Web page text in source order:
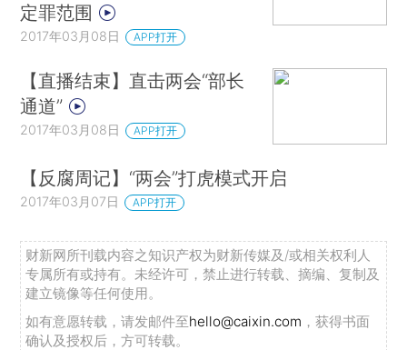
定罪范围
2017年03月08日 APP打开
【直播结束】直击两会“部长
通道”
2017年03月08日 APP打开
【反腐周记】“两会”打虎模式开启
2017年03月07日 APP打开
财新网所刊载内容之知识产权为财新传媒及/或相关权利人
专属所有或持有。未经许可，禁止进行转载、摘编、复制及
建立镜像等任何使用。
如有意愿转载，请发邮件至hello@caixin.com ，获得书面
确认及授权后，方可转载。